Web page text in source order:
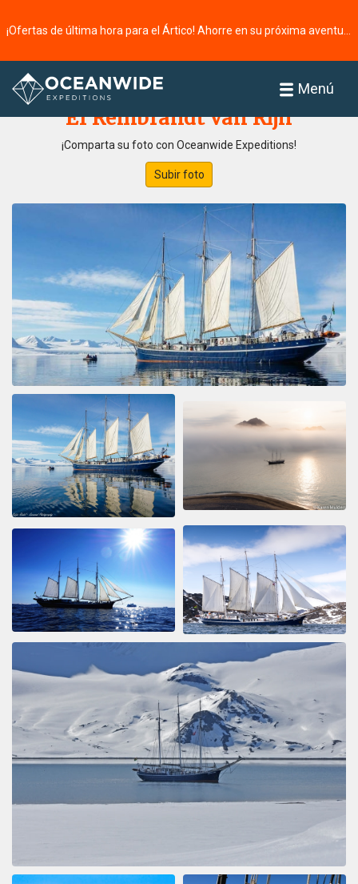
Menú
Página principal
El Rembrandt van Rijn
¡Comparta su foto con Oceanwide Expeditions!
Subir foto